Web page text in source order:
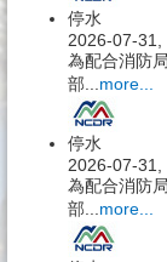
停水
2026-07-31,
為配合消防
部... more...
停水
2026-07-31,
為配合消防
部... more...